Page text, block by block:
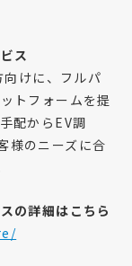
ス
けに、フルパ
トフォームを提
配からEV調
様のニーズに合
の詳細はこちら